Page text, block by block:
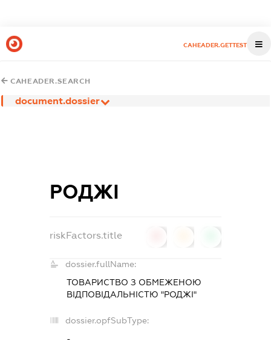
CAHEADER.GETTEST
CAHEADER.SEARCH
document.dossier
РОДЖІ
riskFactors.title
dossier.fullName:
ТОВАРИСТВО З ОБМЕЖЕНОЮ
ВІДПОВІДАЛЬНІСТЮ "РОДЖІ"
dossier.opfSubType:
-